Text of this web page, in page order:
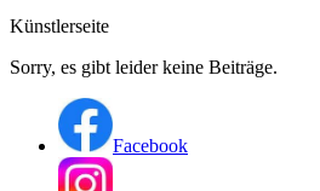
Künstlerseite
Sorry, es gibt leider keine Beiträge.
Facebook